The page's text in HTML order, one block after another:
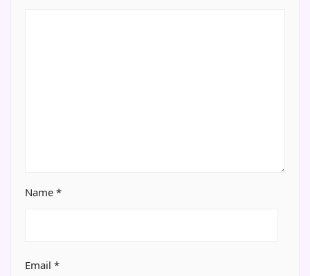
Name *
Email *